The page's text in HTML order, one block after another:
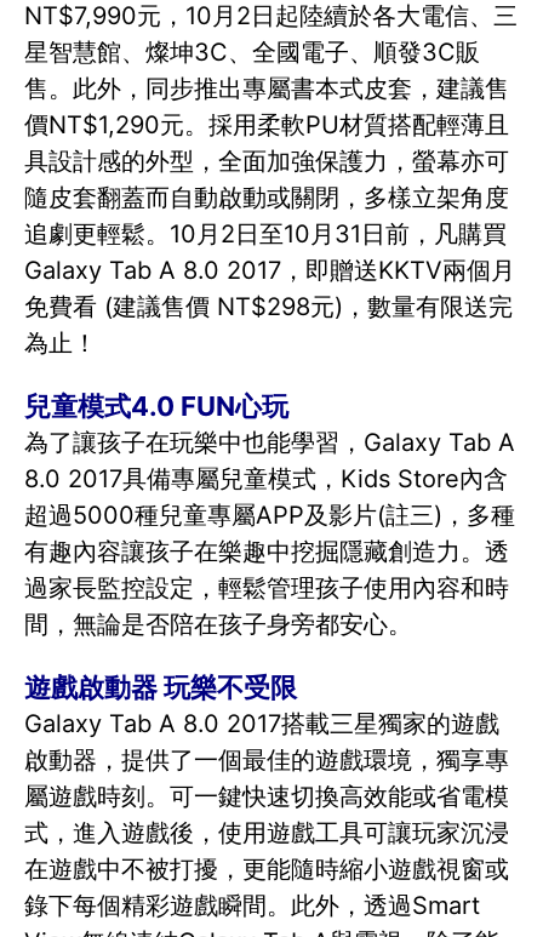
NT$7,990元，10月2日起陸續於各大電信、三
星智慧館、燦坤3C、全國電子、順發3C販
售。此外，同步推出專屬書本式皮套，建議售
價NT$1,290元。採用柔軟PU材質搭配輕薄且
具設計感的外型，全面加強保護力，螢幕亦可
隨皮套翻蓋而自動啟動或關閉，多樣立架角度
追劇更輕鬆。10月2日至10月31日前，凡購買
Galaxy Tab A 8.0 2017，即贈送KKTV兩個月
免費看 (建議售價 NT$298元)，數量有限送完
為止！
兒童模式4.0 FUN心玩
為了讓孩子在玩樂中也能學習，Galaxy Tab A
8.0 2017具備專屬兒童模式，Kids Store內含
超過5000種兒童專屬APP及影片(註三)，多種
有趣內容讓孩子在樂趣中挖掘隱藏創造力。透
過家長監控設定，輕鬆管理孩子使用內容和時
間，無論是否陪在孩子身旁都安心。
遊戲啟動器 玩樂不受限
Galaxy Tab A 8.0 2017搭載三星獨家的遊戲
啟動器，提供了一個最佳的遊戲環境，獨享專
屬遊戲時刻。可一鍵快速切換高效能或省電模
式，進入遊戲後，使用遊戲工具可讓玩家沉浸
在遊戲中不被打擾，更能隨時縮小遊戲視窗或
錄下每個精彩遊戲瞬間。此外，透過Smart